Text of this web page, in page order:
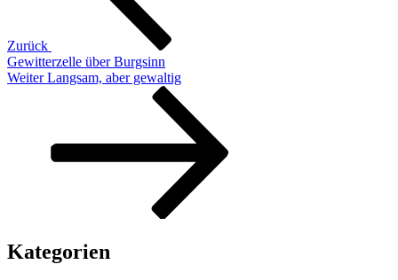
Zurück
Gewitterzelle über Burgsinn
Nächster
Weiter Langsam, aber gewaltig
Kategorien